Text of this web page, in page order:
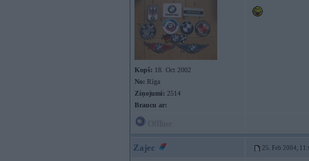
Kopš: 18. Oct 2002
No: Rīga
Ziņojumi: 2514
Braucu ar:
Zajec 25. Feb 2004,